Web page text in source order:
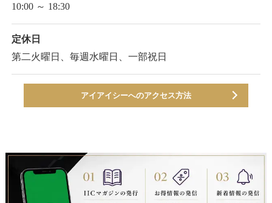
10:00 ～ 18:30
定休日
第二火曜日、毎週水曜日、一部祝日
アイアイシーへのアクセス方法